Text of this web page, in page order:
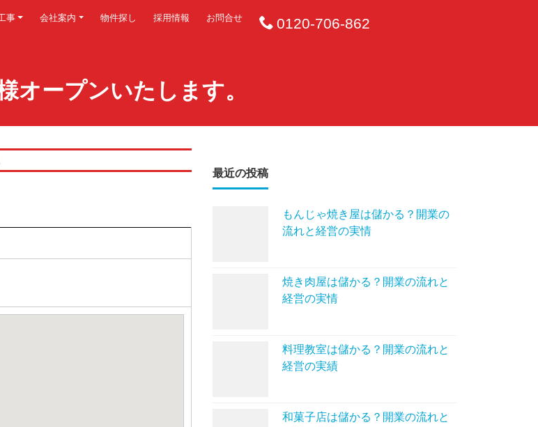
事 会社案内 物件探し 採用情報 お問合せ 0120-706-862
オープンいたします。
最近の投稿
もんじゃ焼き屋は儲かる？開業の
流れと経営の実情
焼き肉屋は儲かる？開業の流れと
経営の実情
料理教室は儲かる？開業の流れと
経営の実績
和菓子店は儲かる？開業の流れと